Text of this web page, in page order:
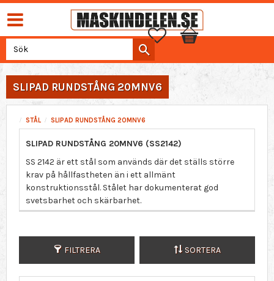
Favoriter
Kundvagn
SLIPAD RUNDSTÅNG 20MNV6
STÅL SLIPAD RUNDSTÅNG 20MNV6
SLIPAD RUNDSTÅNG 20MNV6 (SS2142)
SS 2142 är ett stål som används där det ställs större
krav på hållfastheten än i ett allmänt
konstruktionsstål. Stålet har dokumenterat god
svetsbarhet och skärbarhet.
FILTRERA SORTERA